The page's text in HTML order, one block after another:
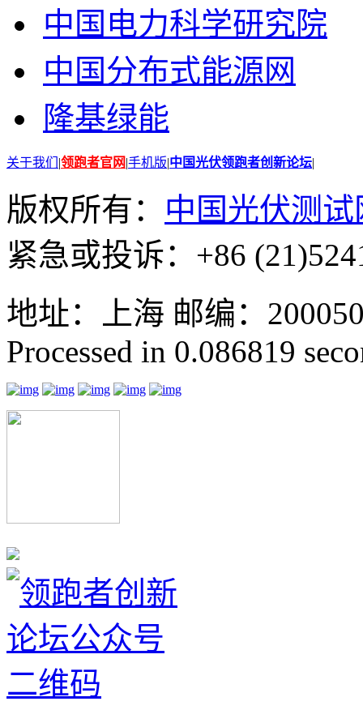
中国电力科学研究院
中国分布式能源网
隆基绿能
关于我们 |领跑者官网|手机版|中国光伏领跑者创新论坛|
版权所有： 中国光伏测试
紧急或投诉：+86
地址：上海 邮编：
Processed in 0.086819